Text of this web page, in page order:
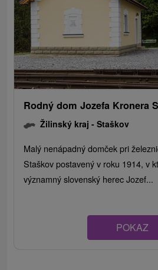
Rodný dom Jozefa Kronera
Žilinský kraj -Staškov
Malý nenápadný domček pri
Staškov postavený v roku 1914, v
významný slovenský herec Jozef...
POKAZ